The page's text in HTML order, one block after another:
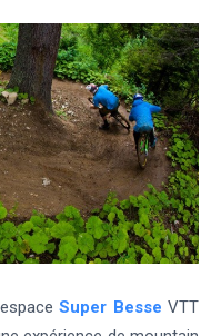
Super Besse VTT